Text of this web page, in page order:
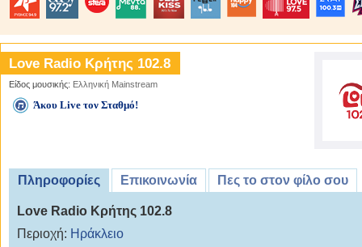
Love Radio Κρήτης 102.8
Είδος μουσικής: Ελληνική Mainstream
Άκου Live τον Σταθμό!
Πληροφορίες Επικοινωνία Πες το στον φίλο σου
Love Radio Κρήτης 102.8
Περιοχή: Ηράκλειο